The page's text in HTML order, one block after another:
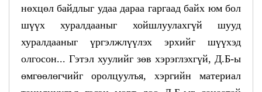
нөхцөл байдлыг удаа дараа гаргаад байх юм бол
шүүх хуралдааныг хойшлуулахгүй шууд
хуралдааныг үргэлжлүүлэх эрхийг шүүхэд
олгосон... Гэтэл хуулийг зөв хэрэглэхгүй, Д.Б-ы
өмгөөлөгчийг оролцуулъя, хэргийн материал